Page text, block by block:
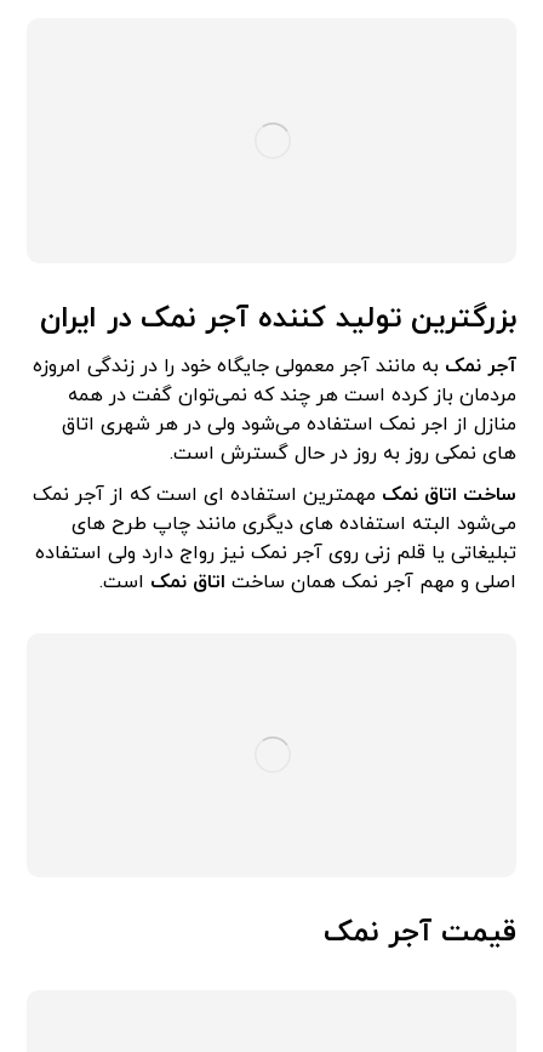
بزرگترین تولید کننده آجر نمک در ایران
آجر نمک به مانند آجر معمولی جایگاه خود را در زندگی امروزه
مردمان باز کرده است هر چند که نمی‌توان گفت در همه
منازل از اجر نمک استفاده می‌شود ولی در هر شهری اتاق
های نمکی روز به روز در حال گسترش است.
ساخت اتاق نمک مهمترین استفاده ای است که از آجر نمک
می‌شود البته استفاده های دیگری مانند چاپ طرح های
تبلیغاتی یا قلم زنی روی آجر نمک نیز رواج دارد ولی استفاده
اصلی و مهم آجر نمک همان ساخت اتاق نمک است.
قیمت آجر نمک